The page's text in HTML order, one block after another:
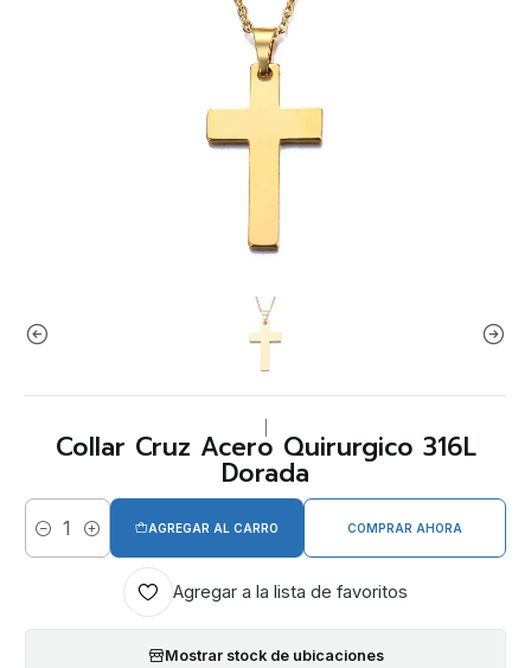
Collar Cruz Acero Quirurgico 316L
Dorada
Cantidad
AGREGAR AL CARRO COMPRAR AHORA
Agregar a la lista de favoritos
Mostrar stock de ubicaciones